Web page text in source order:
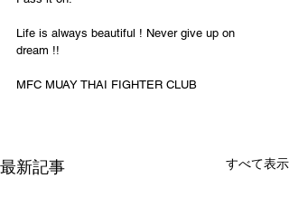
Life is always beautiful ! Never give up on
dream !!
MFC MUAY THAI FIGHTER CLUB
最新記事 すべて表示